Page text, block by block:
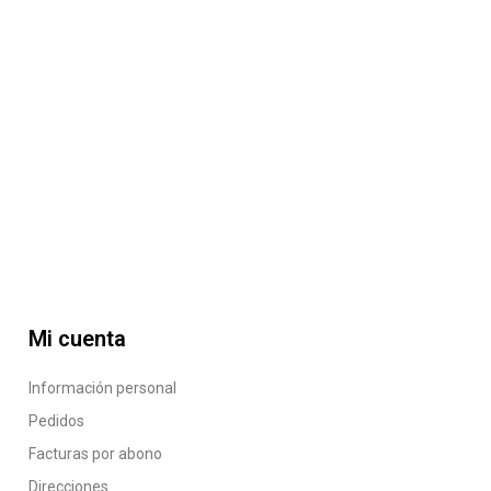
Mi cuenta
Información personal
Pedidos
Facturas por abono
Direcciones